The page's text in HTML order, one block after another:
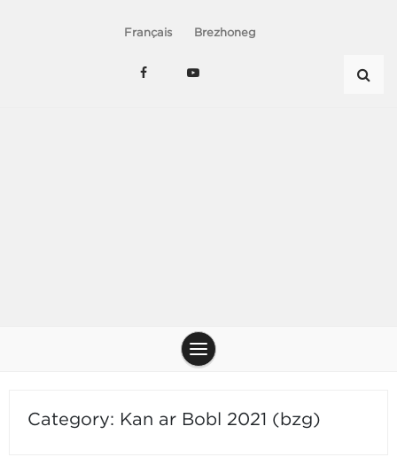
Français Brezhoneg
Category: Kan ar Bobl 2021 (bzg)